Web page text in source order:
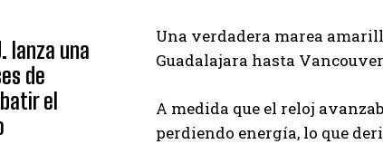
lanza una
de
el
Una verdadera marea
Guadalajara hasta
A medida que el reloj
perdiendo energía, lo que